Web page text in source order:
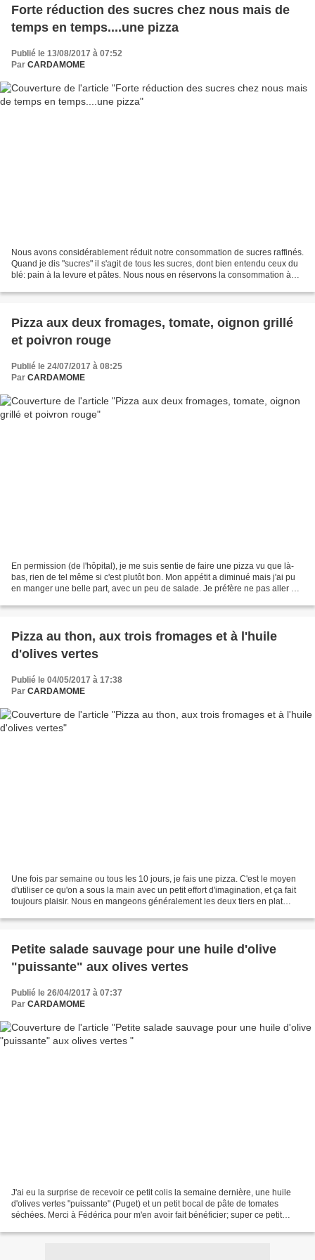
Forte réduction des sucres chez nous mais de
temps en temps....une pizza
Publié le 13/08/2017 à 07:52
Par CARDAMOME
Nous avons considérablement réduit notre consommation de sucres raffinés.
Quand je dis "sucres" il s'agit de tous les sucres, dont bien entendu ceux du
blé: pain à la levure et pâtes. Nous nous en réservons la consommation à
Pizza aux deux fromages, tomate, oignon grillé
et poivron rouge
Publié le 24/07/2017 à 08:25
Par CARDAMOME
En permission (de l'hôpital), je me suis sentie de faire une pizza vu que là-
bas, rien de tel même si c'est plutôt bon. Mon appétit a diminué mais j'ai pu
en manger une belle part, avec un peu de salade. Je préfère ne pas aller au
Pizza au thon, aux trois fromages et à l'huile
d'olives vertes
Publié le 04/05/2017 à 17:38
Par CARDAMOME
Une fois par semaine ou tous les 10 jours, je fais une pizza. C'est le moyen
d'utiliser ce qu'on a sous la main avec un petit effort d'imagination, et ça fait
toujours plaisir. Nous en mangeons généralement les deux tiers en plat
Petite salade sauvage pour une huile d'olive
"puissante" aux olives vertes
Publié le 26/04/2017 à 07:37
Par CARDAMOME
J'ai eu la surprise de recevoir ce petit colis la semaine dernière, une huile
d'olives vertes "puissante" (Puget) et un petit bocal de pâte de tomates
séchées. Merci à Fédérica pour m'en avoir fait bénéficier; super ce petit